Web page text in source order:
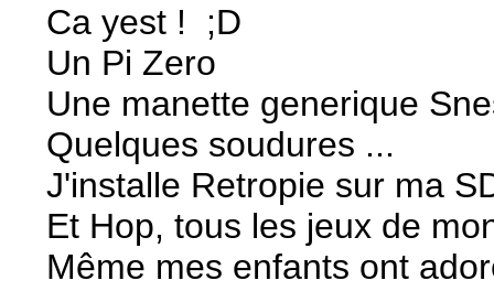
Ca yest ! ;D
Un Pi Zero
Une manette generique
Quelques soudures ...
J'installe Retropie sur ma
Et Hop, tous les jeux de
Même mes enfants ont